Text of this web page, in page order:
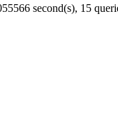
second(s), 15